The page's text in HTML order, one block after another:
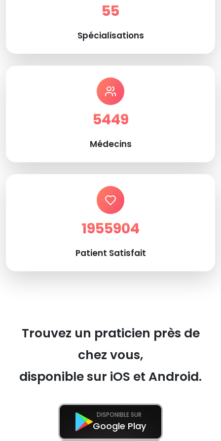
55
Spécialisations
5449
Médecins
1955904
Patient Satisfait
Trouvez un praticien près de
chez vous,
disponible sur iOS et Android.
DISPONIBLE SUR
Google Play